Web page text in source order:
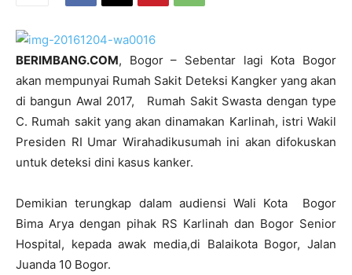
BERIMBANG.COM, Bogor – Sebentar lagi Kota Bogor
akan mempunyai Rumah Sakit Deteksi Kangker yang akan
di bangun Awal 2017, Rumah Sakit Swasta dengan type
C. Rumah sakit yang akan dinamakan Karlinah, istri Wakil
Presiden RI Umar Wirahadikusumah ini akan difokuskan
untuk deteksi dini kasus kanker.
Demikian terungkap dalam audiensi Wali Kota Bogor
Bima Arya dengan pihak RS Karlinah dan Bogor Senior
Hospital, kepada awak media,di Balaikota Bogor, Jalan
Juanda 10 Bogor.